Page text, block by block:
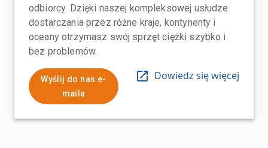
odbiorcy. Dzięki naszej kompleksowej usłudze
dostarczania przez różne kraje, kontynenty i
oceany otrzymasz swój sprzęt ciężki szybko i
bez problemów.
Wyślij do nas e-
maila
Dowiedz się więcej